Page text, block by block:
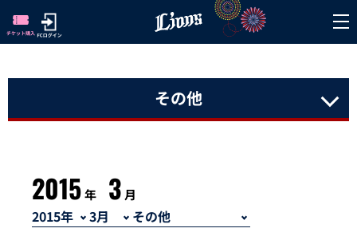
その他
2015年 3 月